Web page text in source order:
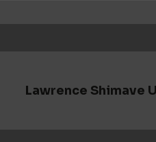
Lawrence Shimave